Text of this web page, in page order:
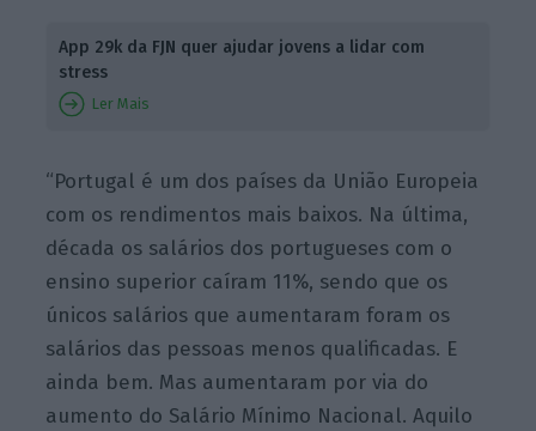
App 29k da FJN quer ajudar jovens a lidar com
stress
Ler Mais
“Portugal é um dos países da União Europeia
com os rendimentos mais baixos. Na última,
década os salários dos portugueses com o
ensino superior caíram 11%, sendo que os
únicos salários que aumentaram foram os
salários das pessoas menos qualificadas. E
ainda bem. Mas aumentaram por via do
aumento do Salário Mínimo Nacional. Aquilo